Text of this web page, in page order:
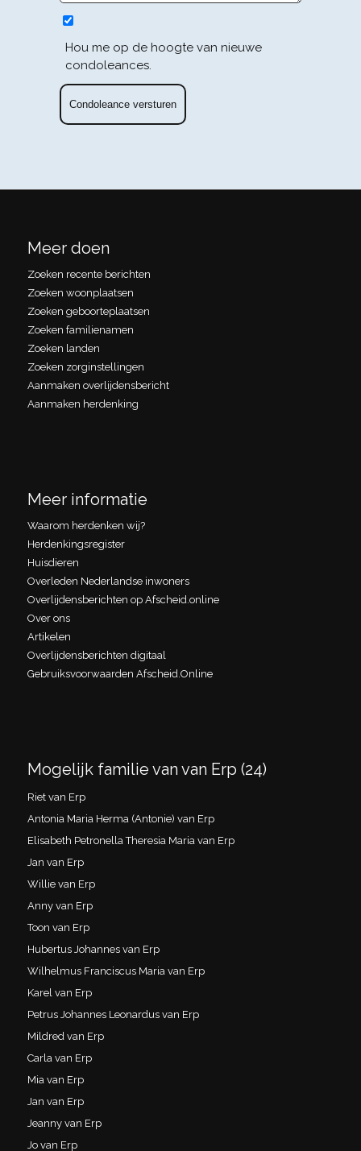
Hou me op de hoogte van nieuwe
condoleances.
Meer doen
Zoeken recente berichten
Zoeken woonplaatsen
Zoeken geboorteplaatsen
Zoeken familienamen
Zoeken landen
Zoeken zorginstellingen
Aanmaken overlijdensbericht
Aanmaken herdenking
Meer informatie
Waarom herdenken wij?
Herdenkingsregister
Huisdieren
Overleden Nederlandse inwoners
Overlijdensberichten op Afscheid.online
Over ons
Artikelen
Overlijdensberichten digitaal
Gebruiksvoorwaarden Afscheid.Online
Mogelijk familie van van Erp (24)
Riet van Erp
Antonia Maria Herma (Antonie) van Erp
Elisabeth Petronella Theresia Maria van Erp
Jan van Erp
Willie van Erp
Anny van Erp
Toon van Erp
Hubertus Johannes van Erp
Wilhelmus Franciscus Maria van Erp
Karel van Erp
Petrus Johannes Leonardus van Erp
Mildred van Erp
Carla van Erp
Mia van Erp
Jan van Erp
Jeanny van Erp
Jo van Erp